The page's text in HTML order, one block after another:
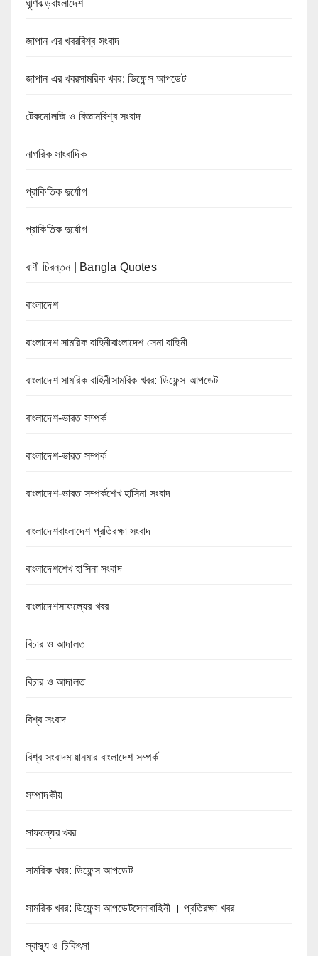
ঘূর্ণিঝড়বাংলাদেশ
জাপান এর খবরবিশ্ব সংবাদ
জাপান এর খবরসামরিক খবর: ডিফেন্স আপডেট
টেকনোলজি ও বিজ্ঞানবিশ্ব সংবাদ
নাগরিক সাংবাদিক
প্রাকিতিক দুর্যোগ
প্রাকিতিক দুর্যোগ
বাণী চিরন্তন | Bangla Quotes
বাংলাদেশ
বাংলাদেশ সামরিক বাহিনীবাংলাদেশ সেনা বাহিনী
বাংলাদেশ সামরিক বাহিনীসামরিক খবর: ডিফেন্স আপডেট
বাংলাদেশ-ভারত সম্পর্ক
বাংলাদেশ-ভারত সম্পর্ক
বাংলাদেশ-ভারত সম্পর্কশেখ হাসিনা সংবাদ
বাংলাদেশবাংলাদেশ প্রতিরক্ষা সংবাদ
বাংলাদেশশেখ হাসিনা সংবাদ
বাংলাদেশসাফল্যের খবর
বিচার ও আদালত
বিচার ও আদালত
বিশ্ব সংবাদ
বিশ্ব সংবাদমায়ানমার বাংলাদেশ সম্পর্ক
সম্পাদকীয়
সাফল্যের খবর
সামরিক খবর: ডিফেন্স আপডেট
সামরিক খবর: ডিফেন্স আপডেটসেনাবাহিনী । প্রতিরক্ষা খবর
স্বাস্থ্য ও চিকিৎসা